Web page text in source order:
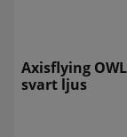
Axisflying
svart ljus